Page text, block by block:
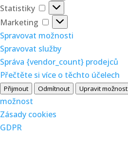
Statistiky
Statistiky
Marketing
Marketing
Spravovat možnosti
Spravovat služby
Správa {vendor_count} prodejců
Přečtěte si více o těchto účelech
Přijmout Odmítnout Upravit možnost
možnost
Zásady cookies
GDPR